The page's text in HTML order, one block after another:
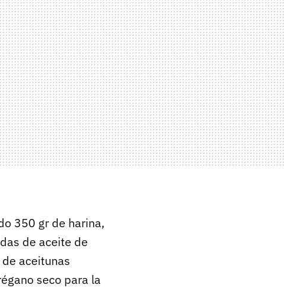
350 gr de harina,
de aceite de
aceitunas
seco para la